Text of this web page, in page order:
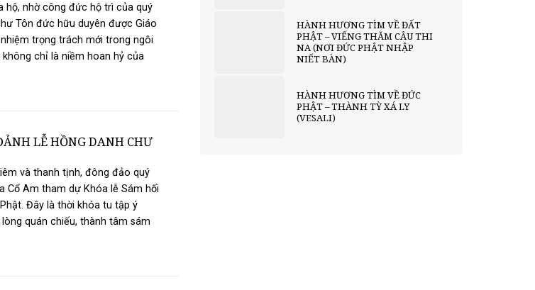
hộ, nhờ công đức hộ trì của quý
Tôn đức hữu duyên được Giáo
trọng trách mới trong ngôi
chỉ là niềm hoan hỷ của
LỄ HỒNG DANH CHƯ
và thanh tịnh, đông đảo quý
Cổ Am tham dự Khóa lễ Sám hối
Đây là thời khóa tu tập ý
quán chiếu, thành tâm sám
HÀNH HƯƠNG TÌM VỀ ĐẤT
PHẬT – VIẾNG THĂM CÂU THI
NA (NƠI ĐỨC PHẬT NHẬP
NIẾT BÀN)
HÀNH HƯƠNG TÌM VỀ ĐỨC
PHẬT – THÀNH TỲ XÁ LY
(VESALI)